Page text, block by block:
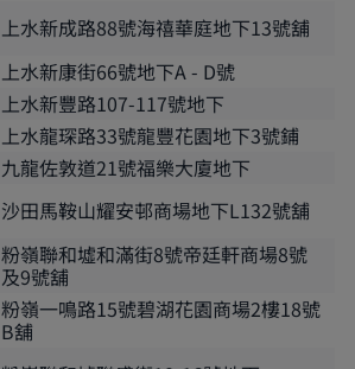
上水新成路88號海禧華庭地下13號舖
上水新康街66號地下A - D號
上水新豐路107-117號地下
上水龍琛路33號龍豐花園地下3號鋪
九龍佐敦道21號福樂大廈地下
沙田馬鞍山耀安邨商場地下L132號舖
粉嶺聯和墟和滿街8號帝廷軒商場8號
及9號舖
粉嶺一鳴路15號碧湖花園商場2樓18號
B舖